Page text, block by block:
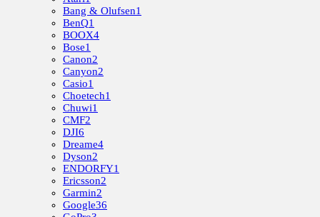
Bang & Olufsen1
BenQ1
BOOX4
Bose1
Canon2
Canyon2
Casio1
Choetech1
Chuwi1
CMF2
DJI6
Dreame4
Dyson2
ENDORFY1
Ericsson2
Garmin2
Google36